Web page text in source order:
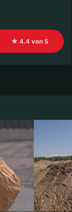
★ 4.4 von 5